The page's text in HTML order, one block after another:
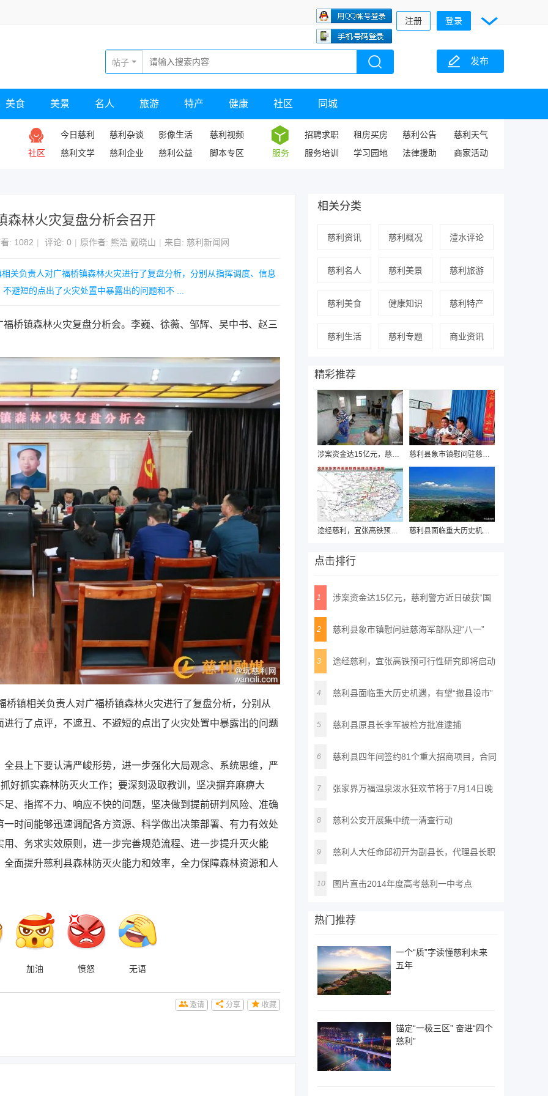
注册 登录
发布
帖子
美食 美景 名人 旅游 特产 健康 社区 同城
社区
今日慈利 慈利杂谈 影像生活
慈利视频
慈利文学
慈利企业 慈利公益 脚本专区 服务
招聘求职 租房买房 慈利公告
慈利天气
服务培训
学习园地 法律援助 商家活动
森林火灾复盘分析会召开
: 1082 | 评论: 0 | 原作者: 熊浩 戴晓山 | 来自: 慈利新闻网
关负责人对广福桥镇森林火灾进行了复盘分析，分别从指挥调度、信息
避短的点出了火灾处置中暴露出的问题和不 ...
镇森林火灾复盘分析会。李巍、徐薇、邹辉、吴中书、赵三
相关负责人对广福桥镇森林火灾进行了复盘分析，分别从
行了点评，不遮丑、不避短的点出了火灾处置中暴露出的问题
上下要认清严峻形势，进一步强化大局观念、系统思维，严
好抓实森林防灭火工作；要深刻汲取教训，坚决摒弃麻痹大
、指挥不力、响应不快的问题，坚决做到提前研判风险、准确
时间能够迅速调配各方资源、科学做出决策部署、有力有效处
、务求实效原则，进一步完善规范流程、进一步提升灭火能
面提升慈利县森林防灭火能力和效率，全力保障森林资源和人
加油 愤怒 无语
收藏
分享
邀请
相关分类
慈利资讯 慈利概况 澧水评论
慈利名人 慈利美景 慈利旅游
慈利美食 健康知识 慈利特产
慈利生活 慈利专题 商业资讯
精彩推荐
涉案资金达15亿元，慈利警方近日破获“国通 慈利县象市镇慰问驻慈海军部队迎“八一”
途经慈利，宜张高铁预可行性研究即将启动 慈利县面临重大历史机遇，有望“撤县设市”
点击排行
1 涉案资金达15亿元，慈利警方近日破获“国
2 慈利县象市镇慰问驻慈海军部队迎“八一”
3 途经慈利，宜张高铁预可行性研究即将启动
4 慈利县面临重大历史机遇，有望“撤县设市”
5 慈利县原县长李军被检方批准逮捕
6 慈利县四年间签约81个重大招商项目，合同
7 张家界万福温泉泼水狂欢节将于7月14日晚
8 慈利公安开展集中统一清查行动
9 慈利人大任命邱初开为副县长，代理县长职
10 图片直击2014年度高考慈利一中考点
热门推荐
一个“质”字读懂慈利未来
五年
锚定“一极三区” 奋进“四个
慈利”